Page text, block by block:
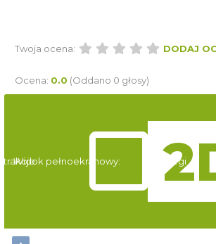
Twoja ocena: DODAJ
Ocena: 0.0 (Oddano 0 głosy)
Widok pełnoekranowy:
Atrakcje Noclegi